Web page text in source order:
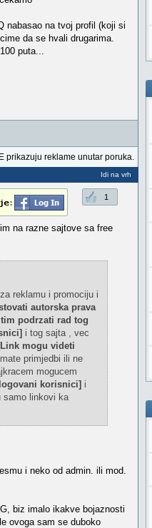
nabasao na tvoj profil (koji si
da se hvali drugarima.
puta...
prikazuju reklame unutar poruka.
Idi na vrh
1
na razne sajtove sa free
reklamu i promociju i
autorska prava
podrzati rad tog
i tog sajta , vec
mogu videti
primjedbi ili ne
mogucem
korisnici] i
samo linkovi ka
i neko od admin. ili mod.
biz imalo ikakve bojaznosti
ovoga sam se duboko